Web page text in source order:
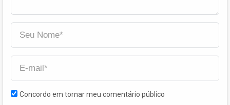
Concordo em tornar meu comentário público